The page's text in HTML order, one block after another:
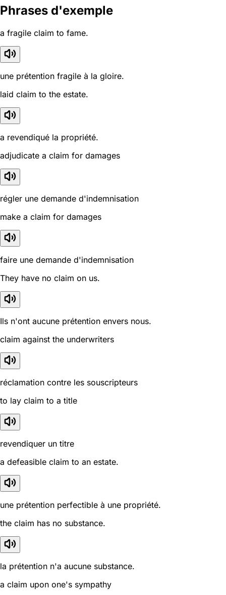
Phrases d'exemple
a fragile claim to fame.
une prétention fragile à la gloire.
laid claim to the estate.
a revendiqué la propriété.
adjudicate a claim for damages
régler une demande d'indemnisation
make a claim for damages
faire une demande d'indemnisation
They have no claim on us.
Ils n'ont aucune prétention envers nous.
claim against the underwriters
réclamation contre les souscripteurs
to lay claim to a title
revendiquer un titre
a defeasible claim to an estate.
une prétention perfectible à une propriété.
the claim has no substance.
la prétention n'a aucune substance.
a claim upon one's sympathy